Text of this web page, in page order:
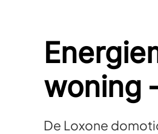
woning
De Loxone